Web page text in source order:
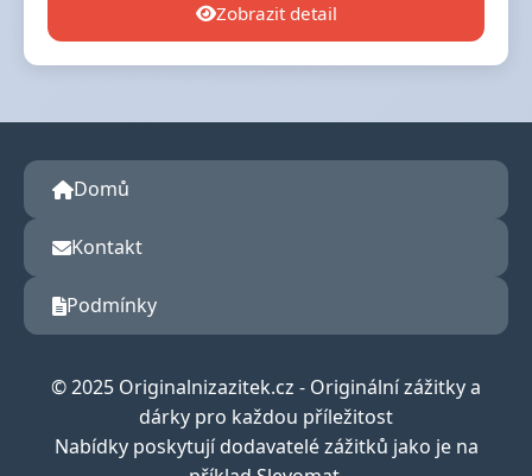
Zobrazit detail
Domů
Kontakt
Podmínky
© 2025 Originalnizazitek.cz - Originální zážitky a
dárky pro každou příležitost
Nabídky poskytují dodavatelé zážitků jako je na